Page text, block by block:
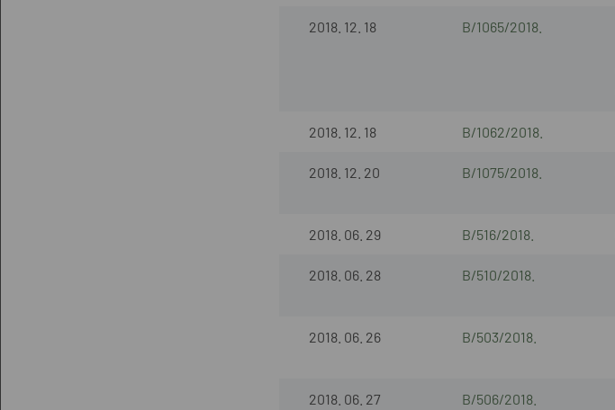
2018. 12. 18 B/1065/2018.
2018. 12. 18 B/1062/2018.
2018. 12. 20 B/1075/2018.
2018. 06. 29 B/516/2018.
2018. 06. 28 B/510/2018.
2018. 06. 26 B/503/2018.
2018. 06. 27 B/506/2018.